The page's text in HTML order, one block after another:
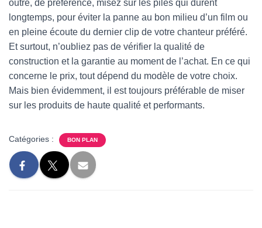
outre, de préférence, misez sur les piles qui durent
longtemps, pour éviter la panne au bon milieu d’un film ou
en pleine écoute du dernier clip de votre chanteur préféré.
Et surtout, n’oubliez pas de vérifier la qualité de
construction et la garantie au moment de l’achat. En ce qui
concerne le prix, tout dépend du modèle de votre choix.
Mais bien évidemment, il est toujours préférable de miser
sur les produits de haute qualité et performants.
Catégories : BON PLAN